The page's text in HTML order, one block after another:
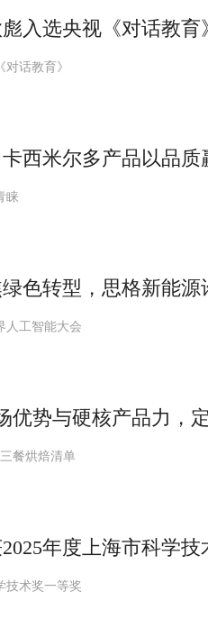
入选央视《对话教
话教育》
西米尔多产品以品质
睐
色转型，思格新能
人工智能大会
优势与硬核产品力，
餐烘焙清单
年度上海市科学技
技术奖一等奖